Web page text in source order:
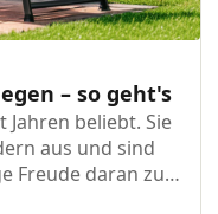
– so geht's
beliebt. Sie
aus und sind
Freude daran zu
â€¦